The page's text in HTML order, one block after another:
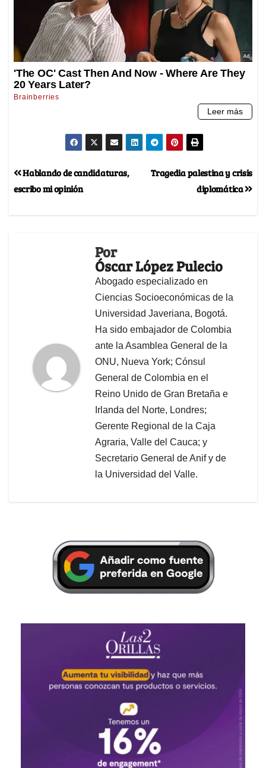
Tragedia palestina y crisis
diplomática
Hablando de candidaturas,
escribo mi opinión
Por
Óscar López Pulecio
Abogado especializado en
Ciencias Socioeconómicas de la
Universidad Javeriana, Bogotá.
Ha sido embajador de Colombia
ante la Asamblea General de la
ONU, Nueva York; Cónsul
General de Colombia en el
Reino Unido de Gran Bretaña e
Irlanda del Norte, Londres;
Gerente Regional de la Caja
Agraria, Valle del Cauca; y
Secretario General de Anif y de
la Universidad del Valle.